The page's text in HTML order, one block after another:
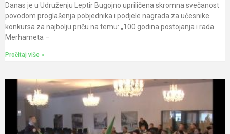
Danas je u Udruženju Leptir Bugojno upriličena skromna svečanost
povodom proglašenja pobjednika i podjele nagrada za učesnike
konkursa za najbolju priču na temu: „100 godina postojanja i rada
Merhameta –
Pročitaj više »